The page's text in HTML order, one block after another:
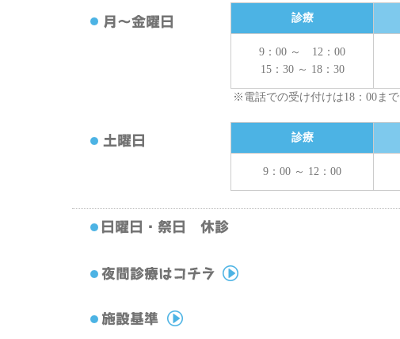
診療
9：00 ～ 12：00
15：30 ～ 18：30
※電話での受け付けは18：00まで
診療
9：00 ～ 12：00